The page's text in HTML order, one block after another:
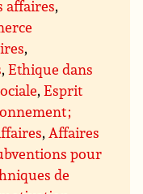
affaires,
,
,Ethique dans
,Esprit
;
,Affaires
pour
de